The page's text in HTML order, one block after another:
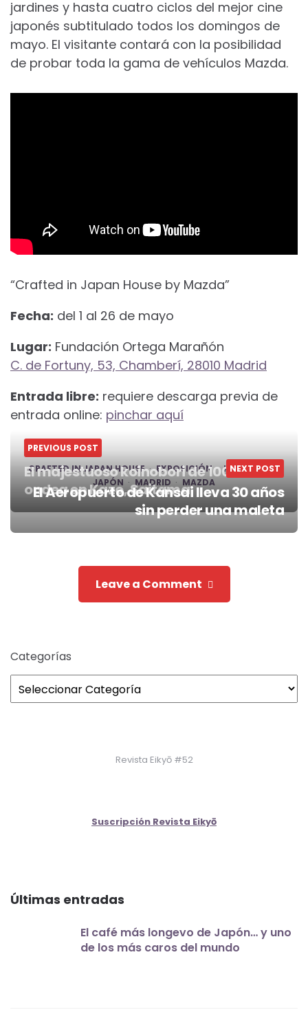
jardines y hasta cuatro ciclos del mejor cine
japonés subtitulado todos los domingos de
mayo. El visitante contará con la posibilidad
de probar toda la gama de vehículos Mazda.
“Crafted in Japan House by Mazda”
Fecha: del 1 al 26 de mayo
Lugar: Fundación Ortega Marañón
C. de Fortuny, 53, Chamberí, 28010 Madrid
Entrada libre: requiere descarga previa de
entrada online: pinchar aquí
CRAFTED IN JAPAN HOUSE EXPOSICIÓN
HIROSHIMA
JAPÓN
MADRID MAZDA
Post
navigation
PREVIOUS POST
El majestuoso koinobori de 100 metros
ondea en Kazo, Saitama
NEXT POST
El Aeropuerto de Kansai lleva 30 años
sin perder una maleta
Leave a Comment
Categorías
Revista Eikyō #52
Suscripción Revista Eikyō
Últimas entradas
El café más longevo de Japón… y uno
de los más caros del mundo